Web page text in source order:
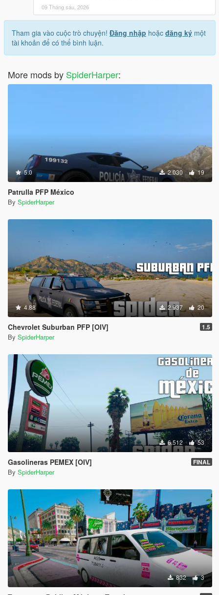
09 Tháng sáu, 2026
Tham gia vào cuộc trò chuyện! Đăng nhập hoặc đăng ký một
tài khoản để có thể bình luận.
More mods by SpiderHarper:
5.0 2.030 19
Patrulla PFP México
By SpiderHarper
4.88 2.937 20
Chevrolet Suburban PFP [OIV] 1.5
By SpiderHarper
6.512 53
Gasolineras PEMEX [OIV] FINAL
By SpiderHarper
832 3